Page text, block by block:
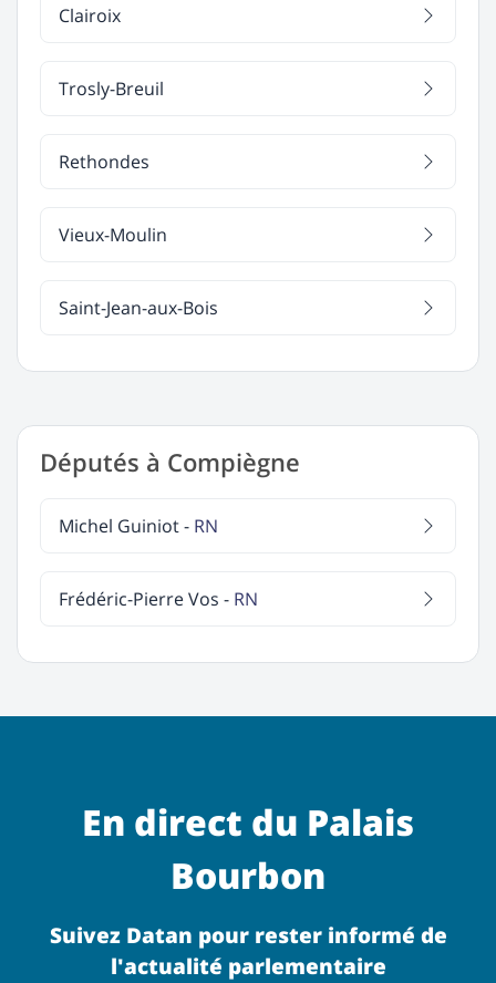
Clairoix
Trosly-Breuil
Rethondes
Vieux-Moulin
Saint-Jean-aux-Bois
Députés à Compiègne
Michel Guiniot - RN
Frédéric-Pierre Vos - RN
En direct du Palais
Bourbon
Suivez Datan pour rester informé de
l'actualité parlementaire